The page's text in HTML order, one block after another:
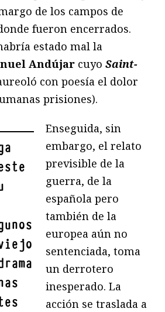
de los campos de
fueron encerrados.
estado mal la
Andújar cuyo Saint-
con poesía el dolor
prisiones).
Enseguida, sin
embargo, el relato
previsible de la
guerra, de la
española pero
también de la
europea aún no
sentenciada, toma
un derrotero
inesperado. La
acción se traslada a